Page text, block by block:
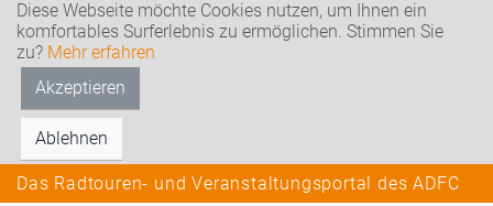
Diese Webseite möchte Cookies nutzen, um Ihnen ein
komfortables Surferlebnis zu ermöglichen. Stimmen Sie
zu? Mehr erfahren
Akzeptieren
Ablehnen
Das Radtouren- und Veranstaltungsportal des ADFC